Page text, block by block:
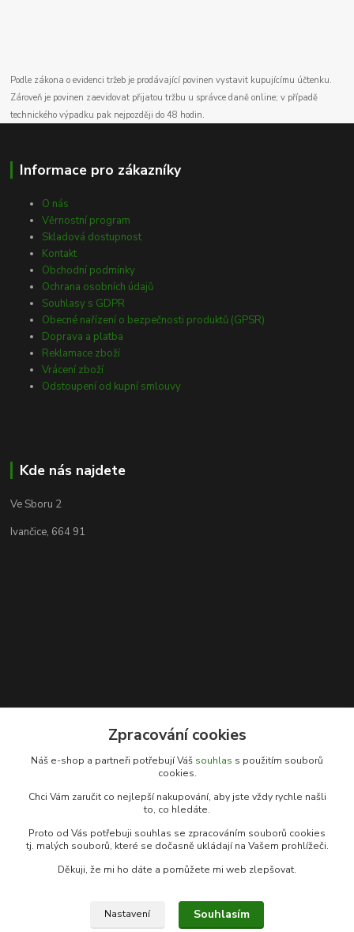
Podle zákona o evidenci tržeb je prodávající povinen vystavit kupujícímu účtenku.
Zároveň je povinen zaevidovat přijatou tržbu u správce daně online; v případě
technického výpadku pak nejpozději do 48 hodin.
Informace pro zákazníky
O nás
Věrnostní program
Skladová dostupnost
Kontakt
Obchodní podmínky
Ochrana osobních údajů
Souhlasy s GDPR
Obecné nařízení o bezpečnosti produktů (GPSR)
Doprava a platba
Reklamace zboží
Vrácení zboží
Odstoupení od kupní smlouvy
Kde nás najdete
Ve Sboru 2
Ivančice, 664 91
Kontakty
+420 778 039 055
(Po-Pá, 9-17 hod.)
info@rybarsky-sen.cz
Zpracování cookies
Náš e-shop a partneři potřebují Váš souhlas s použitím souborů
cookies.
Chci Vám zaručit co nejlepší nakupování, aby jste vždy rychle našli
to, co hledáte.
Proto od Vás potřebuji souhlas se zpracováním souborů cookies
tj. malých souborů, které se dočasně ukládají na Vašem prohlížeči.
Děkuji, že mi ho dáte a pomůžete mi web zlepšovat.
Nastavení Souhlasím